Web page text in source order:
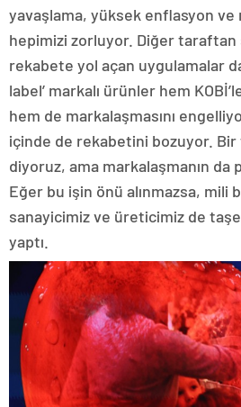
yavaşlama, yüksek enflasyon ve
hepimizi zorluyor. Diğer taraftan
rekabete yol açan uygulamalar
label’ markalı ürünler hem
hem de markalaşmasını
içinde de rekabetini bozuyor.
diyoruz, ama markalaşmanın da
Eğer bu işin önü alınmazsa, mili
sanayicimiz ve üreticimiz de
yaptı.